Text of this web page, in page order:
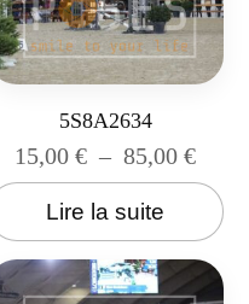
5S8A2634
15,00€ – 85,00€
Lire la suite